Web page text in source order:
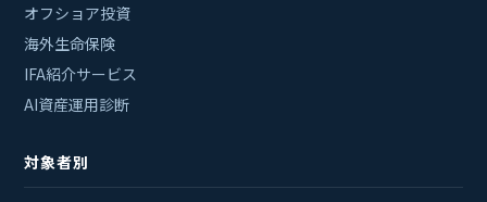
オフショア投資
海外生命保険
IFA紹介サービス
AI資産運用診断
対象者別